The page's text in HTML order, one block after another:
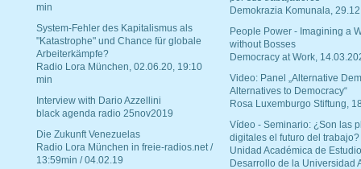
min
System-Fehler des Kapitalismus als
"Katastrophe" und Chance für globale
Arbeiterkämpfe?
Radio Lora München, 02.06.20, 19:10
min
Interview with Dario Azzellini
black agenda radio 25nov2019
Die Zukunft Venezuelas
Radio Lora München in freie-radios.net /
13:59min / 04.02.19
Demokrazia Komunala,
People Power - Imagining a
without Bosses
Democracy at Work,
Video: Panel „Alternative
Alternatives to Democracy“
Rosa Luxemburgo Stiftung,
Vídeo - Seminario: ¿Son las
digitales el futuro del trabajo?
Unidad Académica de
Desarrollo de la Universidad